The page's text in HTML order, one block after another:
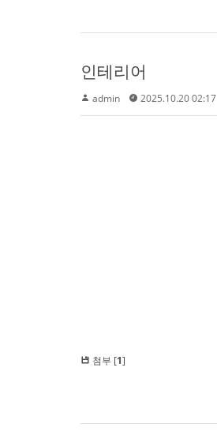
인테리어
admin 2025.10.20 02:17
첨부 [1]